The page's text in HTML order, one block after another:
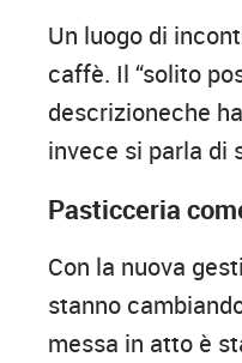
Un luogo di
caffè. Il “solito
descrizioneche
invece si parla di
Pasticceria
Con la nuova
stanno
messa in atto è